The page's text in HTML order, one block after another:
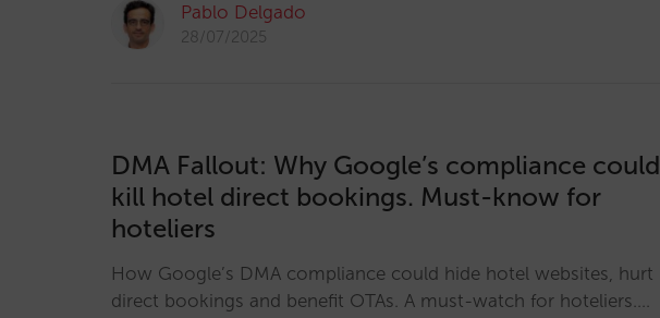
Pablo Delgado
28/07/2025
DMA Fallout: Why Google’s compliance could
kill hotel direct bookings. Must-know for
hoteliers
How Google’s DMA compliance could hide hotel websites, hurt
direct bookings and benefit OTAs. A must-watch for hoteliers.…